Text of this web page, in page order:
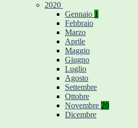
2020
Gennaio 1
Febbraio
Marzo
Aprile
Maggio
Giugno
Luglio
Agosto
Settembre
Ottobre
Novembre 20
Dicembre